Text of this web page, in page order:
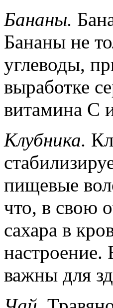
Бананы.
Бананы не
углеводы,
выработке
витамина С
Клубника.
пищевые
что, в свою
сахара в
настроение.
важны для